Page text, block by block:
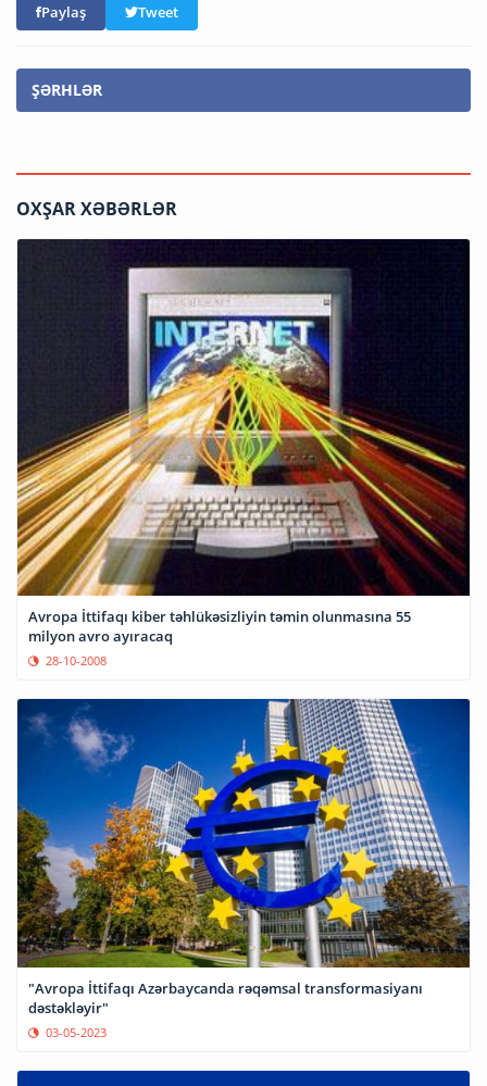
Paylaş Tweet
ŞƏRHLƏR
OXŞAR XƏBƏRLƏR
Avropa İttifaqı kiber təhlükəsizliyin təmin olunmasına 55
milyon avro ayıracaq
28-10-2008
"Avropa İttifaqı Azərbaycanda rəqəmsal transformasiyanı
dəstəkləyir"
03-05-2023